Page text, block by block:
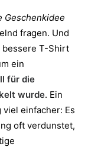
Geschenkidee
fragen. Und
bessere T-Shirt
ein
für die
wurde. Ein
einfacher: Es
oft verdunstet,